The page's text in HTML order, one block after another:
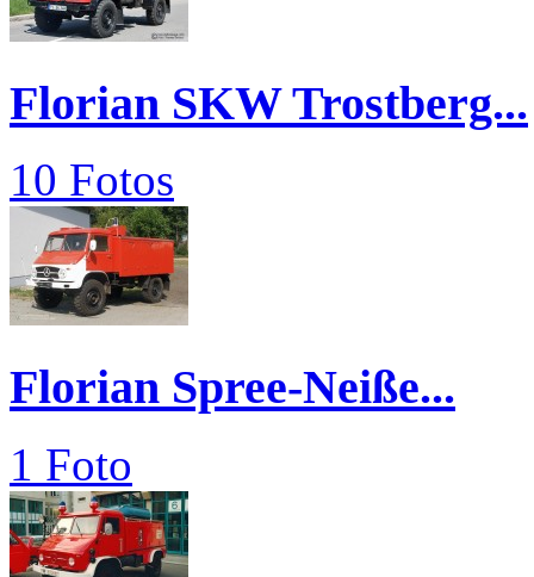
Florian SKW Trostberg...
10 Fotos
Florian Spree-Neiße...
1 Foto